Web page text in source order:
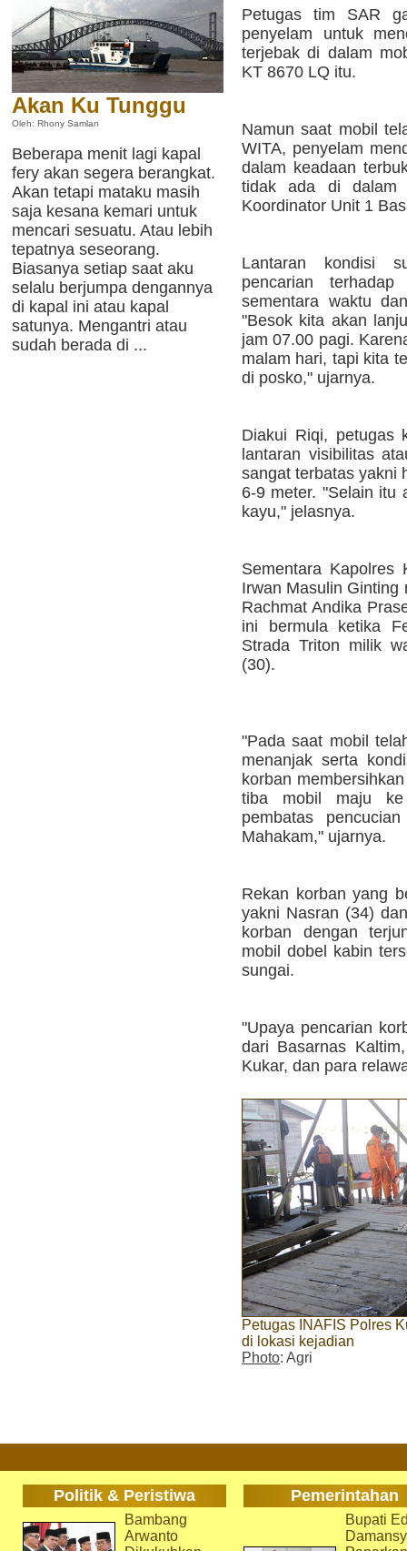
Akan Ku Tunggu
Oleh: Rhony Samlan
Beberapa menit lagi kapal
fery akan segera berangkat.
Akan tetapi mataku masih
saja kesana kemari untuk
mencari sesuatu. Atau lebih
tepatnya seseorang.
Biasanya setiap saat aku
selalu berjumpa dengannya
di kapal ini atau kapal
satunya. Mengantri atau
sudah berada di ...
Petugas tim SAR
penyelam untuk
terjebak di dalam
KT 8670 LQ itu.
Namun saat mobil
WITA, penyelam
dalam keadaan
tidak ada di dalam
Koordinator Unit 1
Lantaran kondisi
pencarian
sementara waktu
"Besok kita akan
jam 07.00 pagi.
malam hari, tapi kita
di posko," ujarnya.
Diakui Riqi, petugas
lantaran visibilitas
sangat terbatas yakni
6-9 meter. "Selain itu
kayu," jelasnya.
Sementara Kapolres
Irwan Masulin Ginting
Rachmat Andika
ini bermula ketika
Strada Triton milik
(30).
"Pada saat mobil
menanjak serta
korban
tiba mobil maju ke
pembatas
Mahakam," ujarnya.
Rekan korban yang
yakni Nasran (34)
korban dengan
mobil dobel kabin
sungai.
"Upaya pencarian
dari Basarnas
Kukar, dan para
Petugas INAFIS Polres
di lokasi kejadian
Photo: Agri
Politik & Peristiwa Pemerintahan
Bambang
Arwanto
Bupati